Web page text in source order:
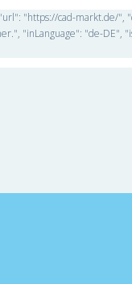
"https://cad-markt.de/",
"inLanguage": "de-DE",